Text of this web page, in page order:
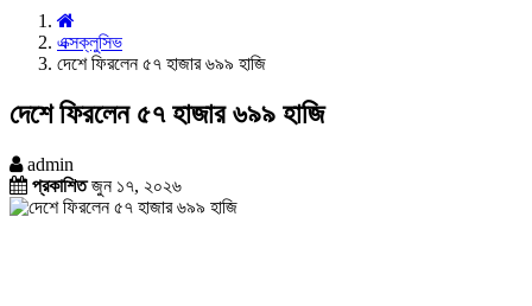
এক্সক্লুসিভ
দেশে ফিরলেন ৫৭ হাজার ৬৯৯ হাজি
দেশে ফিরলেন ৫৭ হাজার ৬৯৯ হাজি
admin
প্রকাশিতজুন ১৭, ২০২৬